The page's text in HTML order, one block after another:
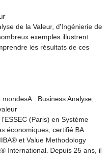
de la Valeur, d'Ingénierie de
exemples illustrent
les résultats de ces
: Business Analyse,
(Paris) en Système
économiques, certifié BA
et Value Methodology
International. Depuis 25 ans, il